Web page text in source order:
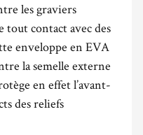
les graviers
tout contact avec des
enveloppe en EVA
la semelle externe
en effet l’avant-
des reliefs